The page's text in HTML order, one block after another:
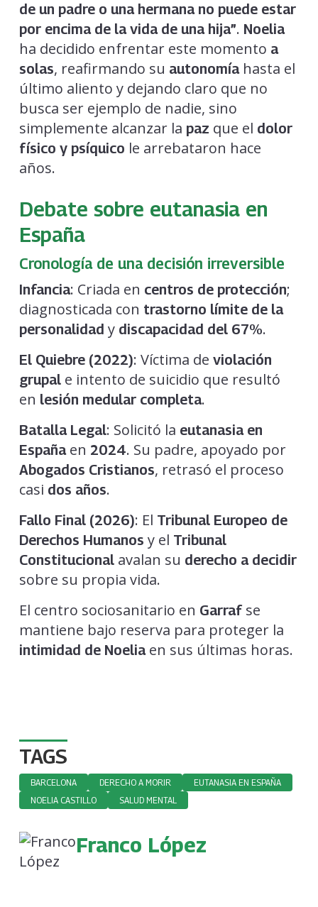
de un padre o una hermana no puede estar
por encima de la vida de una hija”. Noelia
ha decidido enfrentar este momento a
solas, reafirmando su autonomíahasta el
último aliento y dejando claro que no
busca ser ejemplo de nadie, sino
simplemente alcanzar la paz que el dolor
físico y psíquico le arrebataron hace
años.
Debate sobre eutanasia en
España
Cronología de una decisión irreversible
Infancia: Criada en centros de protección;
diagnosticada con trastorno límite de la
personalidad y discapacidad del 67%.
El Quiebre (2022): Víctima de violación
grupale intento de suicidio que resultó
en lesión medular completa.
Batalla Legal: Solicitó la eutanasia en
Españaen 2024. Su padre, apoyado por
Abogados Cristianos, retrasó el proceso
casi dos años.
Fallo Final (2026): El Tribunal Europeo de
Derechos Humanos y el Tribunal
Constitucionalavalan su derecho a decidir
sobre su propia vida.
El centro sociosanitario en Garrafse
mantiene bajo reserva para proteger la
intimidad de Noeliaen sus últimas horas.
TAGS
BARCELONA DERECHO A MORIR
EUTANASIA EN ESPAÑA
NOELIA CASTILLO
SALUD MENTAL
Franco López